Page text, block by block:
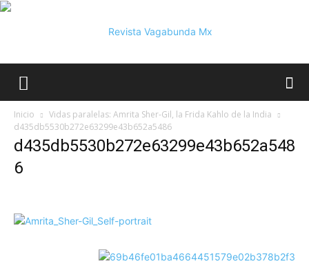
Mx
Inicio
Vidas paralelas: Amrita Sher-Gil, la Frida Kahlo de la India
d435db5530b272e63299e43b652a5486
d435db5530b272e63299e43b652a548
6